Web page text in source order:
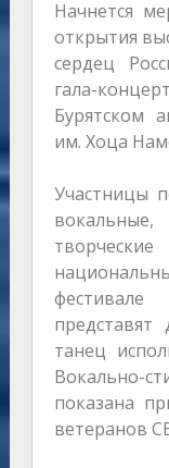
Начнется
открытия
сердец
гала-
Бурятском
им. Хоца
Участницы
фестивале
представят
танец
Вокально-
показана
ветеранов